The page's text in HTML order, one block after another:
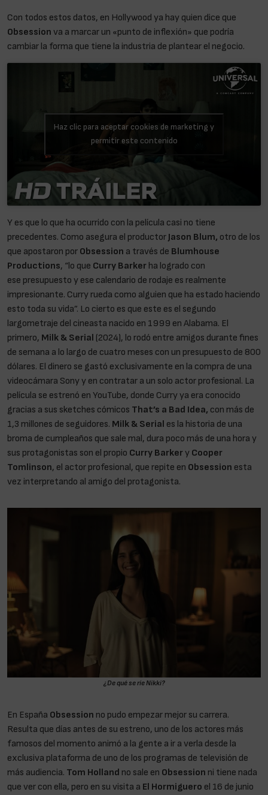
Con todos estos datos, en Hollywood ya hay quien dice que
Obsession va a marcar un «punto de inflexión» que podría
cambiar la forma que tiene la industria de plantear el negocio.
Haz clic para aceptar cookies de marketing y
permitir este contenido
Y es que lo que ha ocurrido con la película casi no tiene
precedentes. Como asegura el productor Jason Blum, otro de los
que apostaron por Obsession a través de Blumhouse
Productions, “lo que Curry Barker ha logrado con
ese presupuesto y ese calendario de rodaje es realmente
impresionante. Curry rueda como alguien que ha estado haciendo
esto toda su vida”. Lo cierto es que este es el segundo
largometraje del cineasta nacido en 1999 en Alabama. El
primero, Milk & Serial (2024), lo rodó entre amigos durante fines
de semana a lo largo de cuatro meses con un presupuesto de 800
dólares. El dinero se gastó exclusivamente en la compra de una
videocámara Sony y en contratar a un solo actor profesional. La
película se estrenó en YouTube, donde Curry ya era conocido
gracias a sus sketches cómicos That’s a Bad Idea, con más de
1,3 millones de seguidores. Milk & Serial es la historia de una
broma de cumpleaños que sale mal, dura poco más de una hora y
sus protagonistas son el propio Curry Barkery Cooper
Tomlinson, el actor profesional, que repite en Obsession esta
vez interpretando al amigo del protagonista.
¿De qué se ríe Nikki?
En España Obsession no pudo empezar mejor su carrera.
Resulta que días antes de su estreno, uno de los actores más
famosos del momento animó a la gente a ir a verla desde la
exclusiva plataforma de uno de los programas de televisión de
más audiencia. Tom Holland no sale en Obsession ni tiene nada
que ver con ella, pero en su visita a El Hormiguero el 16 de junio